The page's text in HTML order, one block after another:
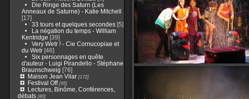
Die Ringe des Saturn (Les
Anneaux de Saturne) - Katie Mitchell
[17]
33 tours et quelques secondes[5]
La négation du temps - William
Kentridge [39]
Very Wetr ! - Cie Cornucopiae et
du Wetr[46]
Six personnages en quête
d'auteur - Luigi Pirandello - Stéphane
Braunschweig [76]
Maison Jean Vilar[172]
Festival Off[95]
Lectures, Binôme, Conférences,
débats[80]